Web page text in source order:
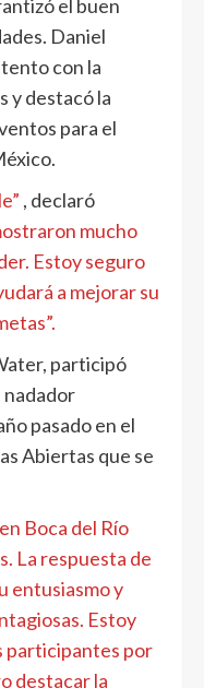
el buen
Daniel
con la
y destacó la
para el
, declaró
mucho
Estoy seguro
a mejorar su
participó
nadador
pasado en el
Abiertas que se
Boca del Río
La respuesta de
entusiasmo y
Estoy
participantes por
destacar la